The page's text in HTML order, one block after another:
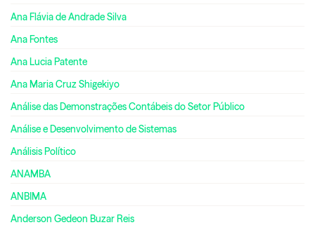
Ana Flávia de Andrade Silva
Ana Fontes
Ana Lucia Patente
Ana Maria Cruz Shigekiyo
Análise das Demonstrações Contábeis do Setor Público
Análise e Desenvolvimento de Sistemas
Análisis Político
ANAMBA
ANBIMA
Anderson Gedeon Buzar Reis